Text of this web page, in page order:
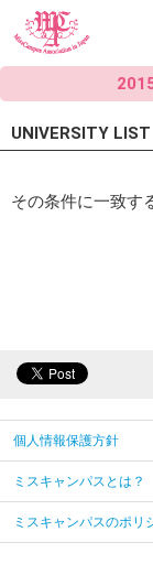
UNIVERSITY LIST
その条件に一致す
個人情報保護方針
ミスキャンパスとは？
ミスキャンパスのポリ